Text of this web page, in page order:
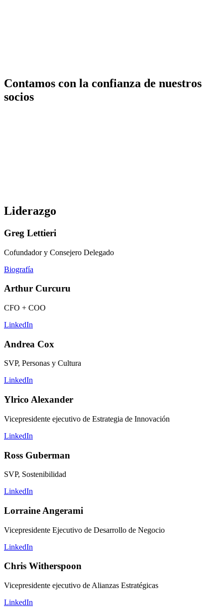
Contamos con la confianza de nuestros
socios
Liderazgo
Greg Lettieri
Cofundador y Consejero Delegado
Biografía
Arthur Curcuru
CFO + COO
LinkedIn
Andrea Cox
SVP, Personas y Cultura
LinkedIn
Ylrico Alexander
Vicepresidente ejecutivo de Estrategia de Innovación
LinkedIn
Ross Guberman
SVP, Sostenibilidad
LinkedIn
Lorraine Angerami
Vicepresidente Ejecutivo de Desarrollo de Negocio
LinkedIn
Chris Witherspoon
Vicepresidente ejecutivo de Alianzas Estratégicas
LinkedIn